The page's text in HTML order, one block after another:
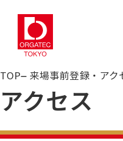
TOP 来場事前登録・アク
アクセス